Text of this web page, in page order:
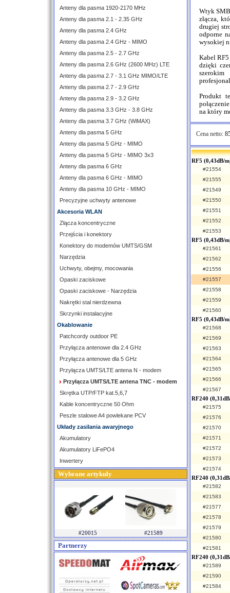
Anteny dla pasma 1920-2170 MHz
Anteny dla pasma 2.1 - 2.35 GHz
Anteny dla pasma 2.4 GHz
Anteny dla pasma 2.4 GHz - MIMO
Anteny dla pasma 2.5 - 2.7 GHz
Anteny dla pasma 2.6 GHz (2600 MHz) LTE
Anteny dla pasma 2.7 - 3.1 GHz MIMO/LTE
Anteny dla pasma 2.7 - 2.9 GHz
Anteny dla pasma 2.9 - 3.2 GHz
Anteny dla pasma 3.3 GHz - 3.8 GHz
Anteny dla pasma 3.7 GHz (WiMAX)
Anteny dla pasma 5 GHz
Anteny dla pasma 5 GHz - MIMO
Anteny dla pasma 5 GHz - MIMO 3x3
Anteny dla pasma 6 GHz
Anteny dla pasma 6 GHz - MIMO
Anteny dla pasma 10 GHz - MIMO
Precyzyjne uchwyty antenowe
Akcesoria WLAN
Złącza koncentryczne
Przejścia i konektory
Konektory do modemów UMTS/GSM
Narzędzia
Uchwyty, obejmy, mocowania
Opaski zaciskowe
Opaski zaciskowe - Narzędzia
Nakrętki stal nierdzewna
Skrzynki instalacyjne
Okablowanie
Patchcordy outdoor PE
Przyłącza antenowe dla 2.4 GHz
Przyłącza antenowe dla 5 GHz
Przyłącza UMTS/LTE antena N - modem
Przyłącza UMTS/LTE antena TNC - modem
Skrętka UTP/FTP kat.5,6,7
Kable koncentryczne 50 Ohm
Peszle stalowe A4 powlekane PCV
Układy zasilania awaryjnego
Akumulatory
Akumulatory LiFePO4
Inwertery
Wybrane artykuły
#20015 #21589
Partnerzy
Wtyk
złącza,
drugiej
odporne
wysokiej
Kabel
dzięki
Produkt
na który
Cena netto:
RF5 (0,43dB/
#21554
#21555
#21549
#21550
#21551
#21552
#21553
RF5 (0,43dB/
#21561
#21562
#21556
#21557
#21558
#21559
#21560
RF5 (0,43dB/
#21568
#21569
#21563
#21564
#21565
#21566
#21567
RF240
#21575
#21576
#21570
#21571
#21572
#21573
#21574
RF240
#21582
#21583
#21577
#21578
#21579
#21580
#21581
RF240
#21589
#21590
#21584